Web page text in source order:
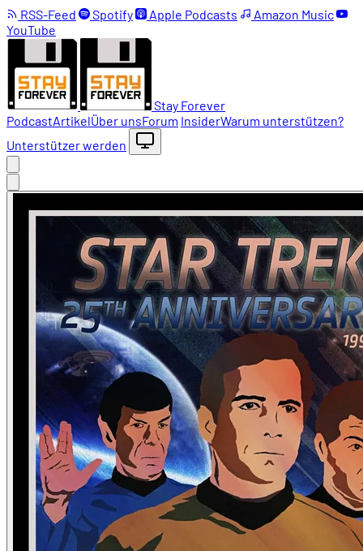
RSS-Feed Spotify Apple Podcasts
Amazon Music
YouTube
Stay Forever
PodcastArtikelÜber unsForum InsiderWarum unterstützen?
Unterstützer werden